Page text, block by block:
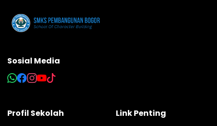
Sosial Media
Profil Sekolah Link Penting